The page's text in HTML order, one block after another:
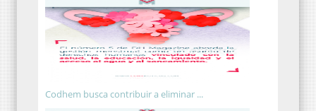
Codhem busca contribuir a eliminar ...